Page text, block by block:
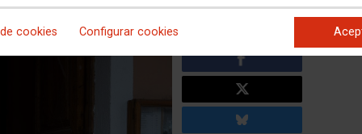
cookies Configurar cookies